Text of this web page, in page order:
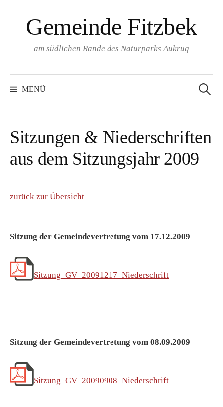
InhaltGemeinde Fitzbek
am südlichen Rande des Naturparks Aukrug
MENÜ
nach:
Sitzungen & Niederschriften
aus dem Sitzungsjahr 2009
zurück zur Übersicht
Sitzung der Gemeindevertretung vom 17.12.2009
Sitzung_GV_20091217_Niederschrift
Sitzung der Gemeindevertretung vom 08.09.2009
Sitzung_GV_20090908_Niederschrift